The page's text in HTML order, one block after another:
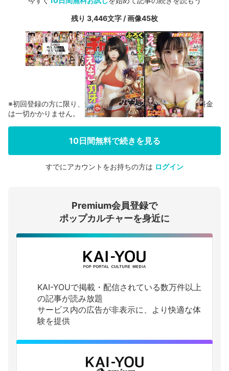
残り 3,446文字 / 画像45枚
会員登録する
ログインする
※初回登録の方に限り、無料お試し期間中に解約した場合、料金
は一切かかりません。
10日間無料で続きを見る
すでにアカウントをお持ちの方は ログイン
Premium会員登録で
ポップカルチャーを身近に
KAI-YOUで掲載・配信されている数万件以上
の記事が読み放題
サービス内の広告が非表示に、より快適な体
験を提供